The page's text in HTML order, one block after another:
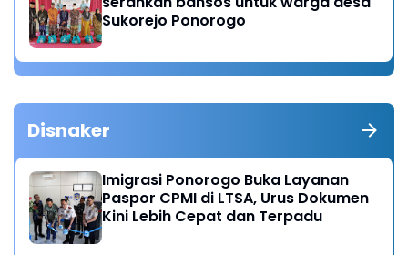
Sukorejo Ponorogo
Disnaker
Imigrasi Ponorogo Buka Layanan
Paspor CPMI di LTSA, Urus Dokumen
Kini Lebih Cepat dan Terpadu